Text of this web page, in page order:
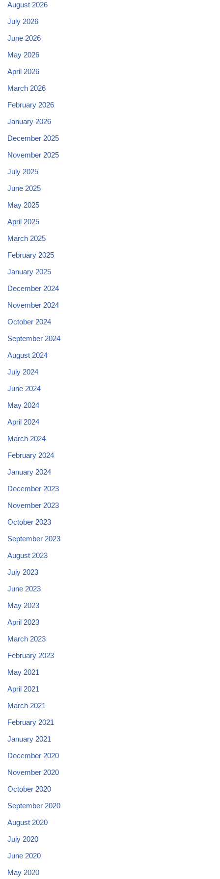
August 2026
July 2026
June 2026
May 2026
April 2026
March 2026
February 2026
January 2026
December 2025
November 2025
July 2025
June 2025
May 2025
April 2025
March 2025
February 2025
January 2025
December 2024
November 2024
October 2024
September 2024
August 2024
July 2024
June 2024
May 2024
April 2024
March 2024
February 2024
January 2024
December 2023
November 2023
October 2023
September 2023
August 2023
July 2023
June 2023
May 2023
April 2023
March 2023
February 2023
May 2021
April 2021
March 2021
February 2021
January 2021
December 2020
November 2020
October 2020
September 2020
August 2020
July 2020
June 2020
May 2020